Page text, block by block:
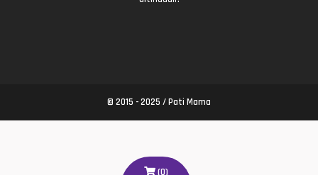
(0)
© 2015 - 2025 /Pati Mama